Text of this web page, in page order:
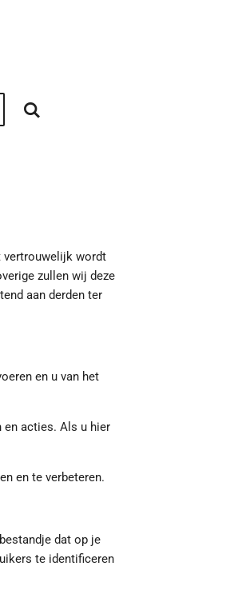
vertrouwelijk wordt
zullen wij deze
aan derden ter
en u van het
en acties. Als u hier
en te verbeteren.
dat op je
te identificeren